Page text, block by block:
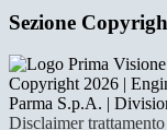
Sezione
Copyright 2026 |
Parma S.p.A. |
Disclaimer